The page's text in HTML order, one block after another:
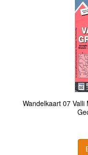
Wandelkaart 07